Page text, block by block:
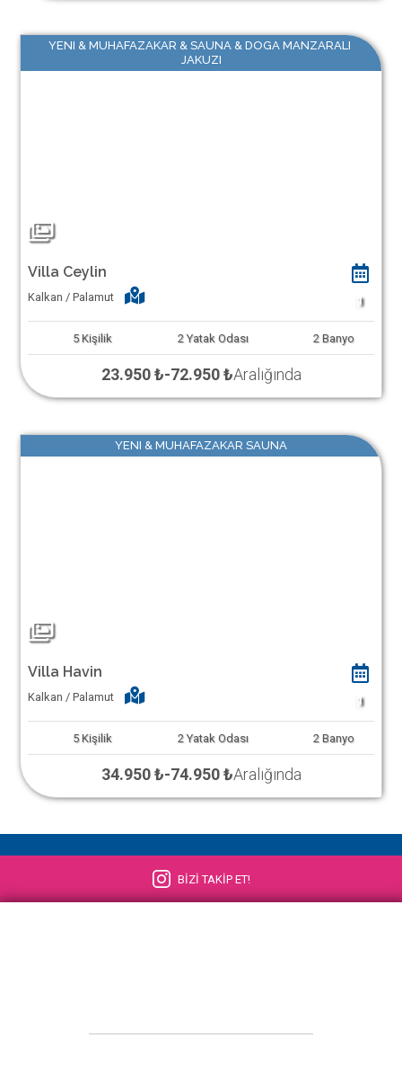
YENI & MUHAFAZAKAR & SAUNA & DOGA MANZARALI
JAKUZI
Villa Ceylin
Kalkan / Palamut 1
5 Kişilik 2 Yatak Odası 2 Banyo
23.950 ₺-72.950 ₺Aralığında
YENI & MUHAFAZAKAR SAUNA
Villa Havin
Kalkan / Palamut 1
5 Kişilik 2 Yatak Odası 2 Banyo
34.950 ₺-74.950 ₺Aralığında
BİZİ TAKİP ET!